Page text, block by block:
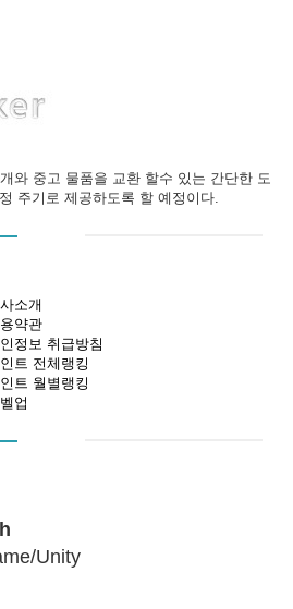
와 중고 물품을 교환 할수 있는 간단한 도
주기로 제공하도록 할 예정이다.
소개
약관
정보 취급방침
트 전체랭킹
트 월별랭킹
업
Unity